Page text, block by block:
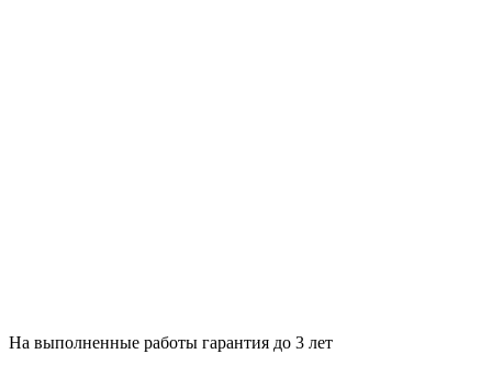
На выполненные работы гарантия до 3 лет